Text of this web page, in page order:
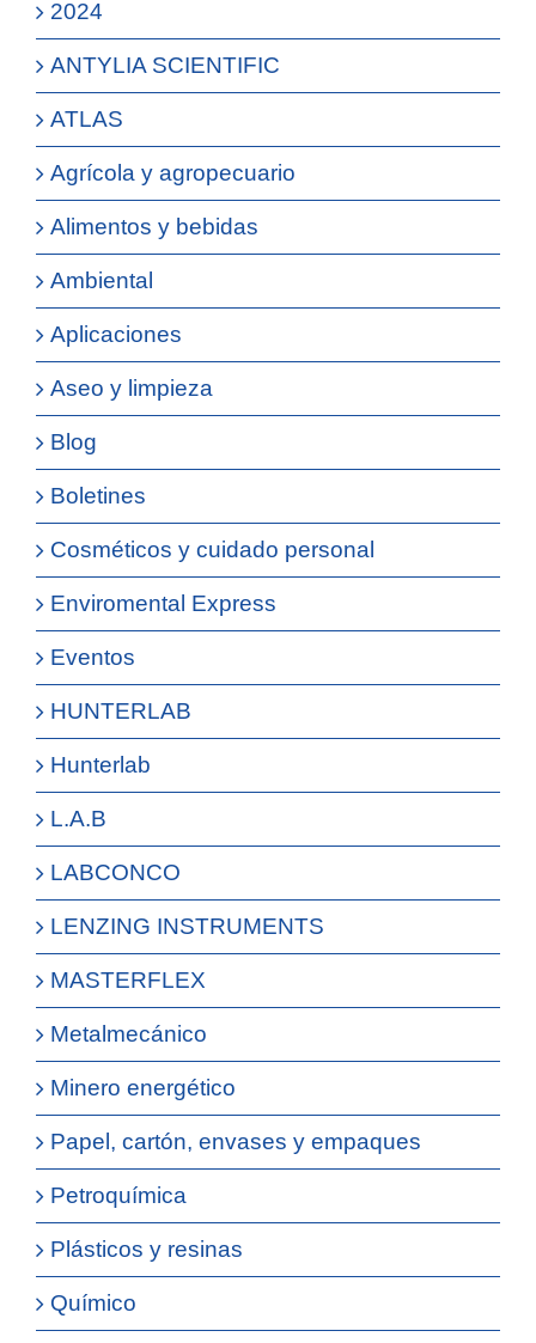
2024
ANTYLIA SCIENTIFIC
ATLAS
Agrícola y agropecuario
Alimentos y bebidas
Ambiental
Aplicaciones
Aseo y limpieza
Blog
Boletines
Cosméticos y cuidado personal
Enviromental Express
Eventos
HUNTERLAB
Hunterlab
L.A.B
LABCONCO
LENZING INSTRUMENTS
MASTERFLEX
Metalmecánico
Minero energético
Papel, cartón, envases y empaques
Petroquímica
Plásticos y resinas
Químico